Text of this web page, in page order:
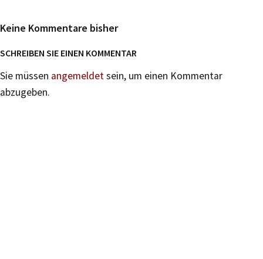
Keine Kommentare bisher
SCHREIBEN SIE EINEN KOMMENTAR
Sie müssen angemeldetsein, um einen Kommentar
abzugeben.